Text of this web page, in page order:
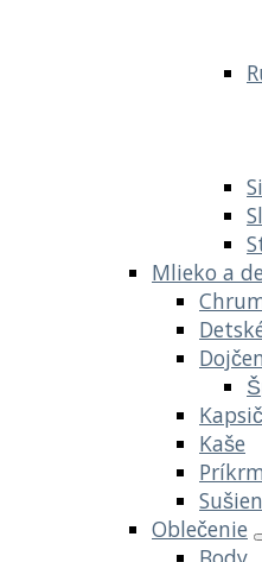
Mlieko a
Kaše
Oblečenie